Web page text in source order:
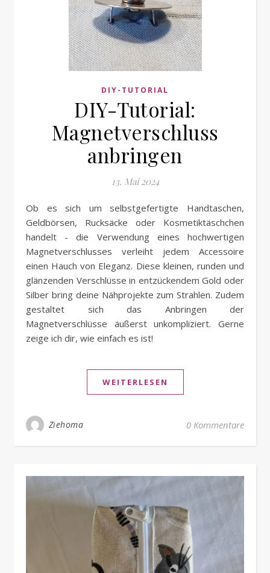
DIY-TUTORIAL
DIY-Tutorial:
Magnetverschluss
anbringen
13. Mai 2024
Ob es sich um selbstgefertigte Handtaschen,
Geldbörsen, Rucksäcke oder Kosmetiktäschchen
handelt - die Verwendung eines hochwertigen
Magnetverschlusses verleiht jedem Accessoire
einen Hauch von Eleganz. Diese kleinen, runden und
glänzenden Verschlüsse in entzückendem Gold oder
Silber bring deine Nähprojekte zum Strahlen. Zudem
gestaltet sich das Anbringen der
Magnetverschlüsse äußerst unkompliziert. Gerne
zeige ich dir, wie einfach es ist!
WEITERLESEN
Ziehoma 0 Kommentare